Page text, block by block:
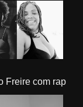
Freire com rap